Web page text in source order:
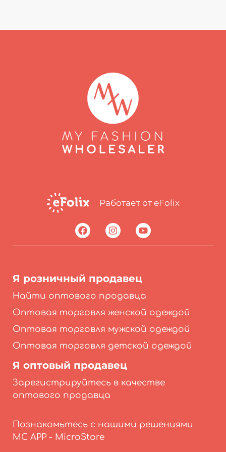
Работает от eFolix
Я розничный продавец
Найти оптового продавца
Оптовая торговля женской одеждой
Оптовая торговля мужской одеждой
Оптовая торговля детской одеждой
Я оптовый продавец
Зарегистрируйтесь в качестве
оптового продавца
Познакомьтесь с нашими решениями